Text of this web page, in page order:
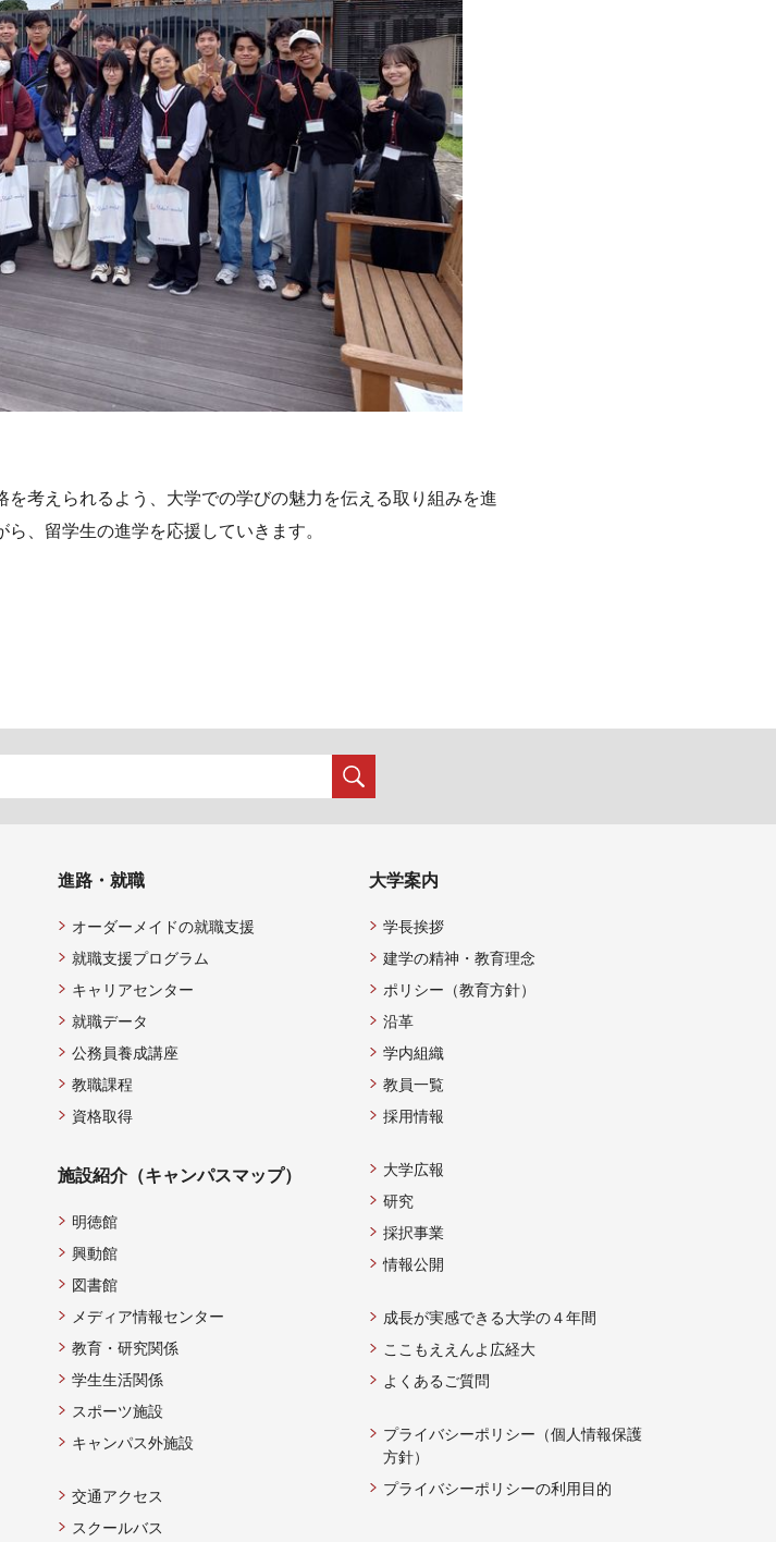
考えられるよう、大学での学びの魅力を伝える取り組みを進
、留学生の進学を応援していきます。
進路・就職
オーダーメイドの就職支援
就職支援プログラム
キャリアセンター
就職データ
公務員養成講座
教職課程
資格取得
施設紹介（キャンパスマップ）
明徳館
興動館
図書館
メディア情報センター
教育・研究関係
学生生活関係
スポーツ施設
キャンパス外施設
交通アクセス
スクールバス
大学案内
学長挨拶
建学の精神・教育理念
ポリシー（教育方針）
沿革
学内組織
教員一覧
採用情報
大学広報
研究
採択事業
情報公開
成長が実感できる大学の４年間
ここもええんよ広経大
よくあるご質問
プライバシーポリシー（個人情報保護
方針）
プライバシーポリシーの利用目的